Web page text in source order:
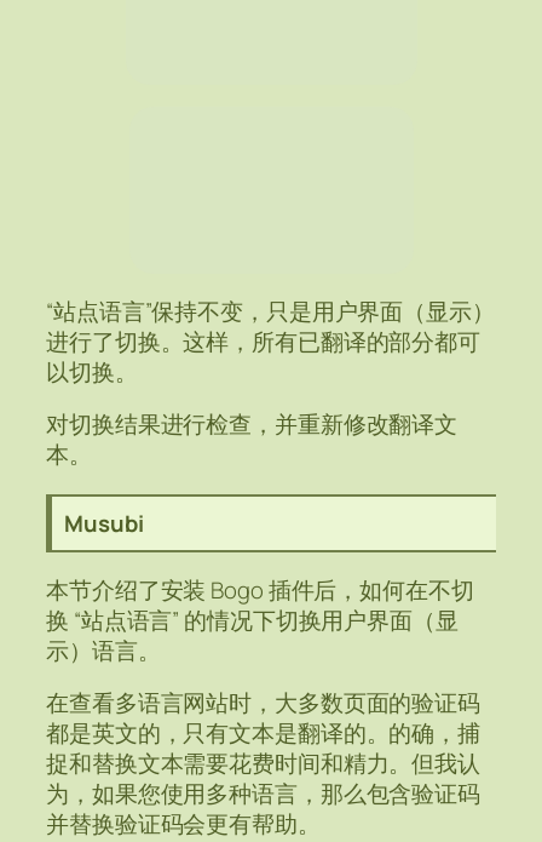
“站点语言”保持不变，只是用户界面（显示）
进行了切换。这样，所有已翻译的部分都可
以切换。
对切换结果进行检查，并重新修改翻译文
本。
Musubi
本节介绍了安装 Bogo 插件后，如何在不切
换 “站点语言” 的情况下切换用户界面（显
示）语言。
在查看多语言网站时，大多数页面的验证码
都是英文的，只有文本是翻译的。的确，捕
捉和替换文本需要花费时间和精力。但我认
为，如果您使用多种语言，那么包含验证码
并替换验证码会更有帮助。